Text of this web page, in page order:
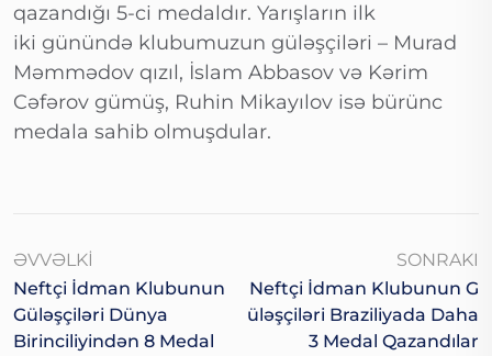
qazandığı 5-ci medaldır. Yarışların ilk
iki günündə klubumuzun güləşçiləri – Murad
Məmmədov qızıl, İslam Abbasov və Kərim
Cəfərov gümüş, Ruhin Mikayılov isə bürünc
medala sahib olmuşdular.
ƏVVƏLKI
Neftçi İdman Klubunun
Güləşçiləri Dünya
Birinciliyindən 8 Medal
SONRAKI
Neftçi İdman Klubunun G
Üləşçiləri Braziliyada Daha
3 Medal Qazandılar